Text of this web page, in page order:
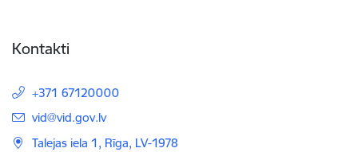
Kontakti
+371 67120000
E-pasts:
vid@vid.gov.lv
Talejas iela 1, Rīga, LV-1978